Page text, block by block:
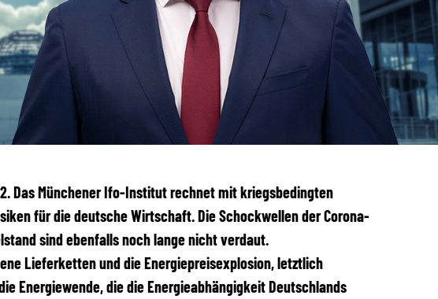
Das Münchener Ifo-Institut rechnet mit kriegsbedingten
für die deutsche Wirtschaft. Die Schockwellen der Corona-
sind ebenfalls noch lange nicht verdaut.
Lieferketten und die Energiepreisexplosion, letztlich
Energiewende, die die Energieabhängigkeit Deutschlands